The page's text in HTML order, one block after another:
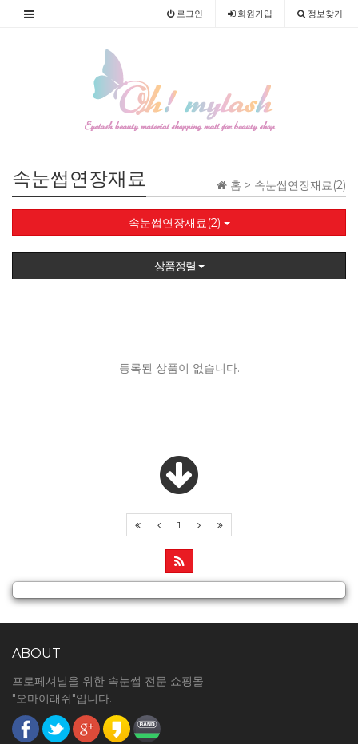
로그인 회원가입 정보찾기
홈 > 속눈썹연장재료(2)
속눈썹연장재료
속눈썹연장재료(2)
상품정렬
등록된 상품이 없습니다.
1
ABOUT
프로페셔널을 위한 속눈썹 전문 쇼핑몰
"오마이래쉬"입니다.